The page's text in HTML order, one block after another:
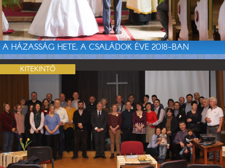
A HÁZASSÁG HETE, A CSALÁDOK ÉVE 2018-BAN
KITEKINTŐ